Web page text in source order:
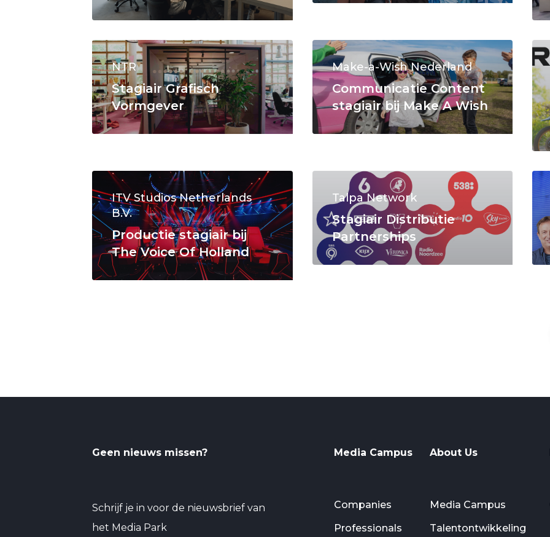
NTR
Stagiair Grafisch
Vormgever
Make-a-Wish Nederland
Communicatie Content
stagiair bij Make A Wish
ITV Studios Netherlands
B.V.
Productie stagiair bij
The Voice Of Holland
Talpa Network
Stagiair Distributie
Partnerships
Geen nieuws missen?
Schrijf je in voor de nieuwsbrief van
het Media Park
Media Campus
Companies
Professionals
About Us
Media Campus
Talentontwikkeling